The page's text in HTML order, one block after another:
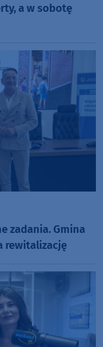
a w sobotę
zadania. Gmina
rewitalizację